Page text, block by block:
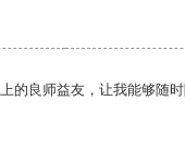
的良师益友，让我能够随